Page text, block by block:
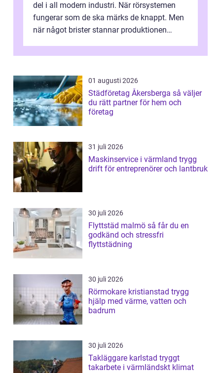
del i all modern industri. När rörsystemen
fungerar som de ska märks de knappt. Men
när något brister stannar produktionen
01 augusti 2026
Städföretag Åkersberga så väljer
du rätt partner för hem och
företag
31 juli 2026
Maskinservice i värmland trygg
drift för entreprenörer och lantbruk
30 juli 2026
Flyttstäd malmö så får du en
godkänd och stressfri
flyttstädning
30 juli 2026
Rörmokare kristianstad trygg
hjälp med värme, vatten och
badrum
30 juli 2026
Takläggare karlstad tryggt
takarbete i värmländskt klimat